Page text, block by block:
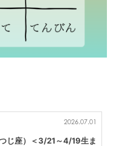
2026.07.01
じ座）＜3/21～4/19生ま